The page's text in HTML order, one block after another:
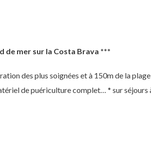
de mer sur la Costa Brava ***
des plus soignées et à 150m de la
de puériculture complet… * sur séjours